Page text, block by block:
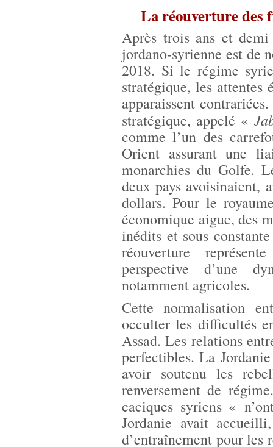
La réouverture des
Après trois ans et
jordano-syrienne est de
2018. Si le régime
stratégique, les attentes
apparaissent
stratégique, appelé «
comme l’un des
Orient assurant une
monarchies du Golfe.
deux pays
dollars. Pour le
économique aigue, des
inédits et sous
réouverture
perspective d’une
notamment agricoles.
Cette normalisation
occulter les difficultés
Assad. Les relations
perfectibles. La
avoir soutenu les
renversement de
caciques syriens «
Jordanie avait
d’entraînement pour les